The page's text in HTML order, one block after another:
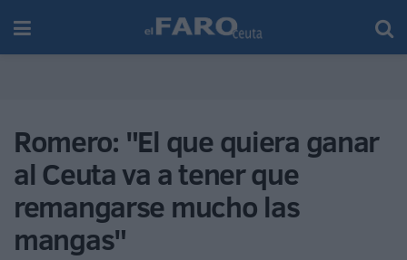
Romero: "El que quiera ganar
al Ceuta va a tener que
remangarse mucho las
mangas"